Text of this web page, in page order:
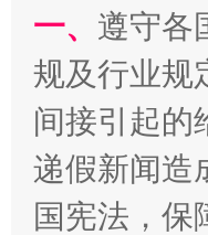
受贿1.44亿！段
一、 遵守各
规及行业规
间接引起的
递假新闻造
国宪法，保